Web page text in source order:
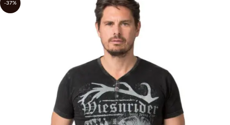
-37%